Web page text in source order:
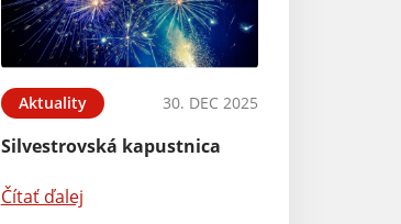
Aktuality 30. DEC 2025
Silvestrovská kapustnica
Čítať ďalej